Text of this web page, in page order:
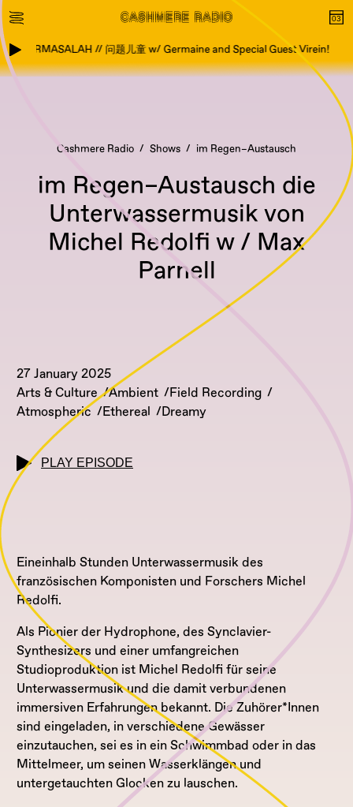
BERMASALAH // 问题儿童 w/ Germaine and Special Guest Virein!
Cashmere Radio Shows im Regen–Austausch
im Regen–Austausch die
Unterwassermusik von
Michel Redolfi w / Max
Parnell
27 January 2025
Arts & Culture
Ambient
Field Recording
Atmospheric
Ethereal Dreamy
PLAY EPISODE
Eineinhalb Stunden Unterwassermusik des
französischen Komponisten und Forschers Michel
Redolfi.
Als Pionier der Hydrophone, des Synclavier-
Synthesizers und einer umfangreichen
Studioproduktion ist Michel Redolfi für seine
Unterwassermusik und die damit verbundenen
immersiven Erfahrungen bekannt. Die Zuhörer*Innen
sind eingeladen, in verschiedene Gewässer
einzutauchen, sei es in ein Schwimmbad oder in das
Mittelmeer, um seinen Wasserklängen und
untergetauchten Glocken zu lauschen.